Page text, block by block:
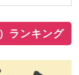
ランキング